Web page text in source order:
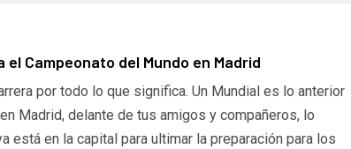
Campeonato del Mundo en Madrid
por todo lo que significa. Un Mundial es lo anterior
Madrid, delante de tus amigos y compañeros, lo
está en la capital para ultimar la preparación para los